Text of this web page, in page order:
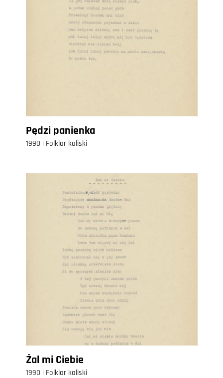
Pędzi panienka
1990 | Folklor kaliski
Żal mi Ciebie
1990 | Folklor kaliski